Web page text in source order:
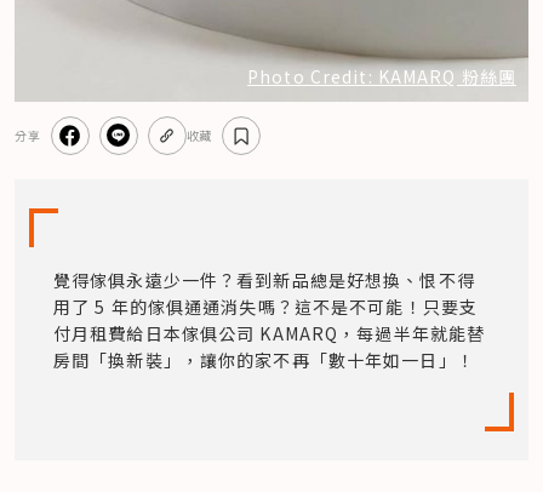
Photo Credit: KAMARQ 粉絲團
分享 收藏
覺得傢俱永遠少一件？看到新品總是好想換、恨不得
用了 5 年的傢俱通通消失嗎？這不是不可能！只要支
付月租費給日本傢俱公司 KAMARQ，每過半年就能替
房間「換新裝」，讓你的家不再「數十年如一日」！